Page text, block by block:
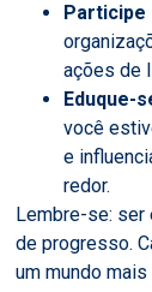
Participe
ações de
Eduque-
você
e
redor.
Lembre-se: ser
de progresso.
um mundo